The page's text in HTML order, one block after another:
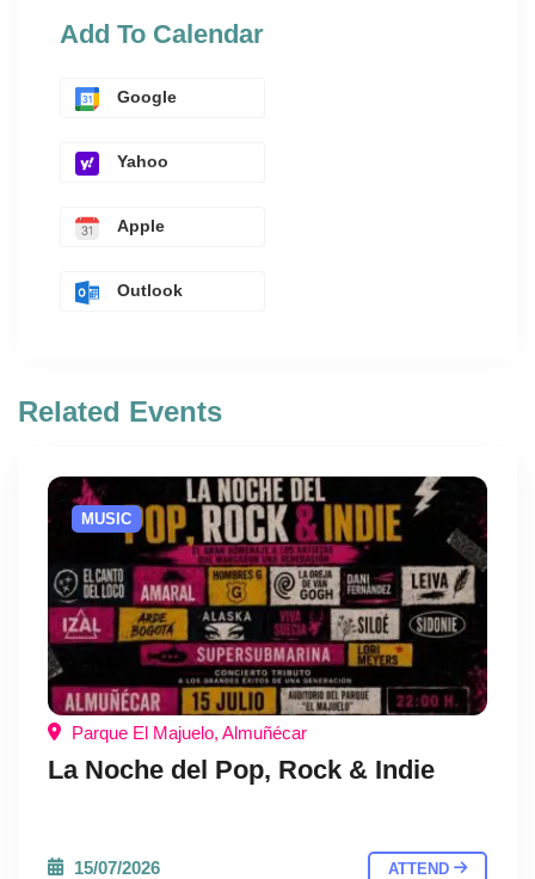
Add To Calendar
Google
Yahoo
Apple
Outlook
Related Events
MUSIC
Parque El Majuelo, Almuñécar
La Noche del Pop, Rock & Indie
15/07/2026 ATTEND